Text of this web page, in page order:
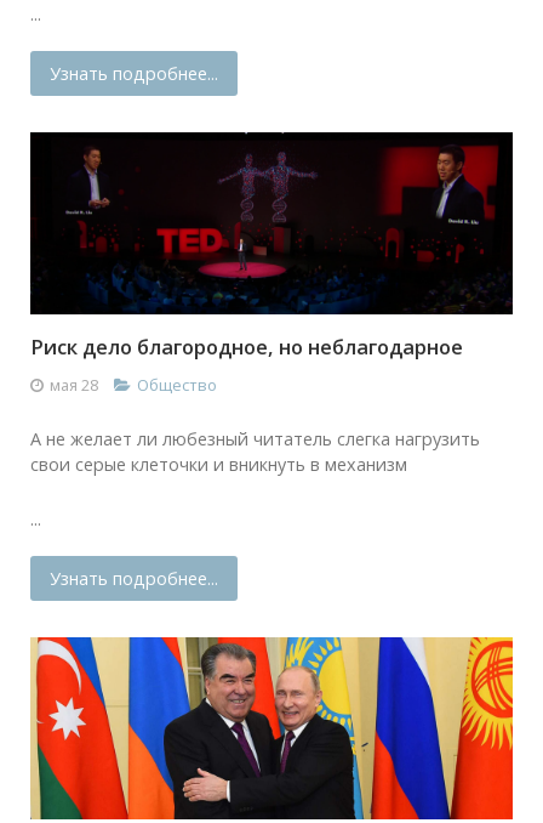
...
Узнать подробнее...
Риск дело благородное, но неблагодарное
мая 28 Общество
А не желает ли любезный читатель слегка нагрузить
свои серые клеточки и вникнуть в механизм
...
Узнать подробнее...